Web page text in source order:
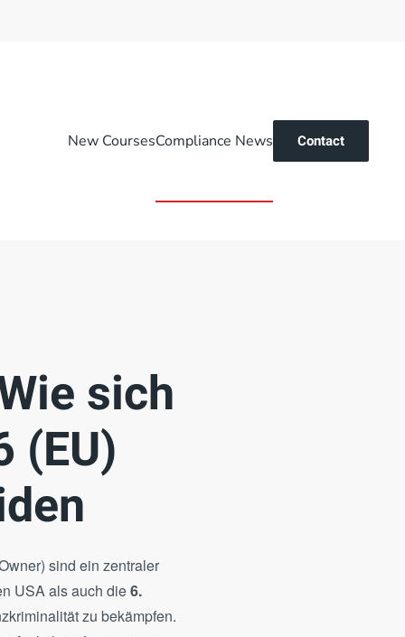
New CoursesCompliance News Contact
sich
(EU)
sind ein zentraler
USA als auch die6.
zu bekämpfen.